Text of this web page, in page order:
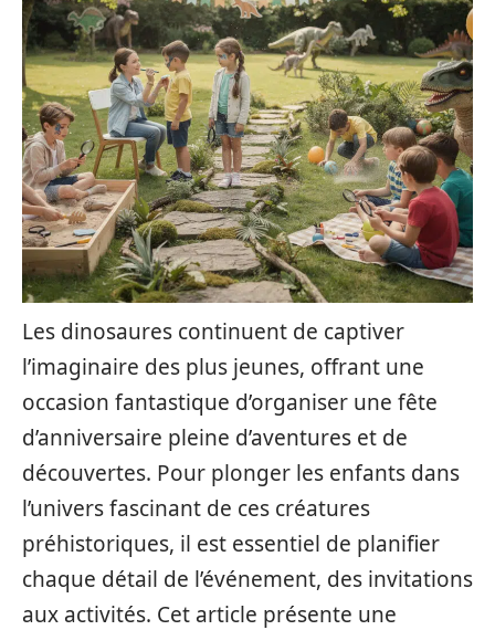
Les dinosaures continuent de captiver
l’imaginaire des plus jeunes, offrant une
occasion fantastique d’organiser une fête
d’anniversaire pleine d’aventures et de
découvertes. Pour plonger les enfants dans
l’univers fascinant de ces créatures
préhistoriques, il est essentiel de planifier
chaque détail de l’événement, des invitations
aux activités. Cet article présente une